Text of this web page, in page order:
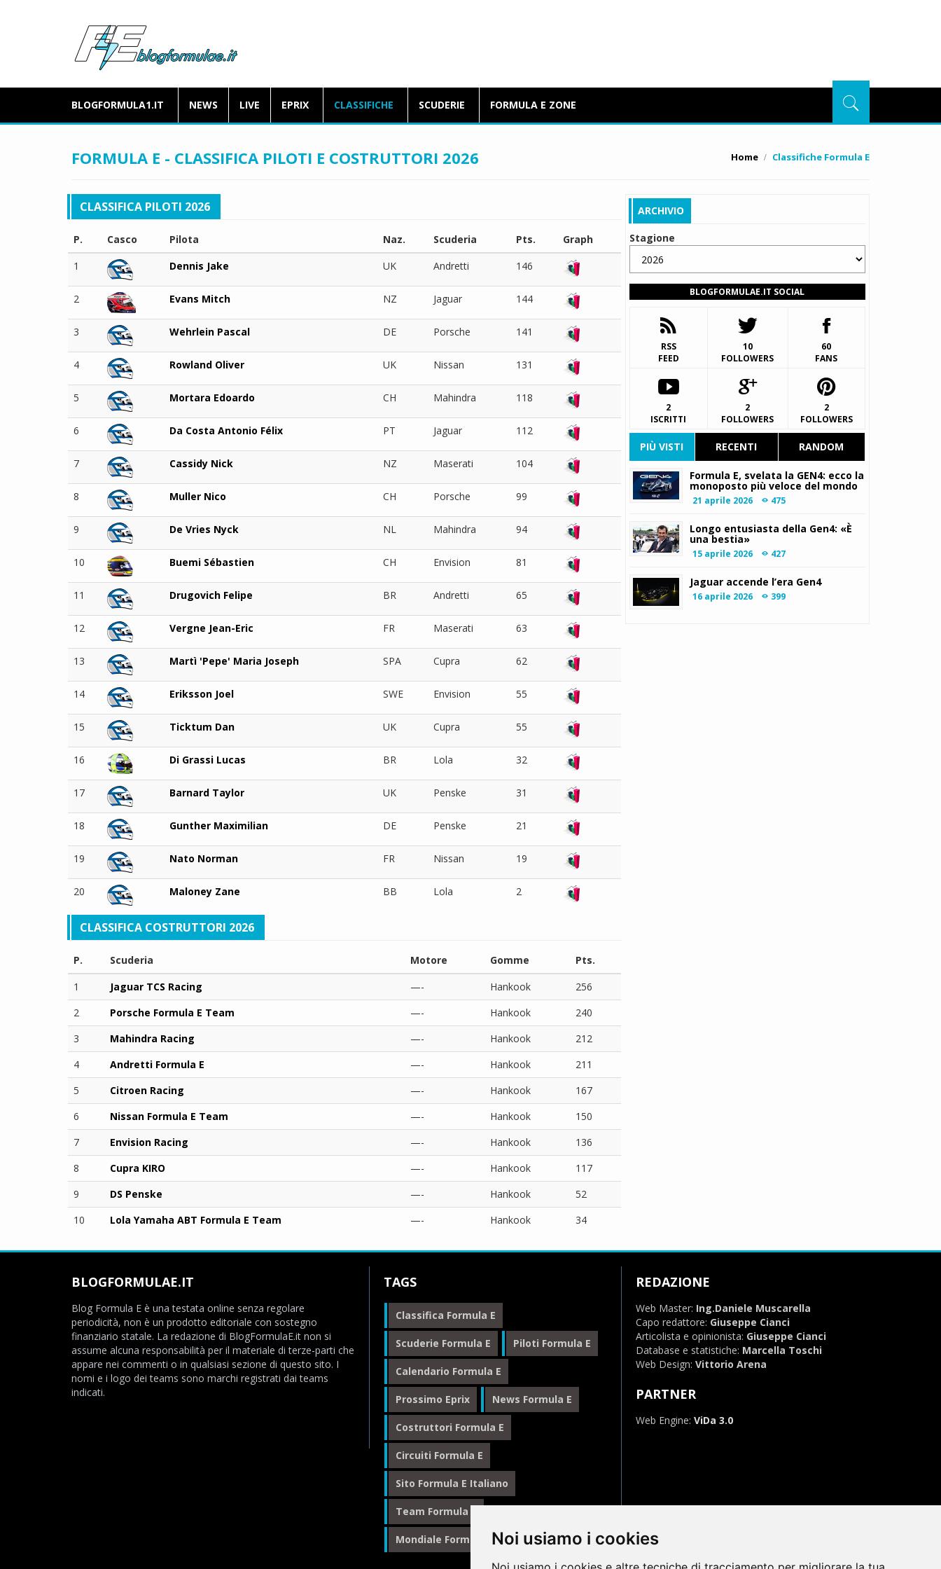
Noi usiamo i cookies
BLOGFORMULA1.IT NEWS LIVE EPRIX CLASSIFICHE SCUDERIE FORMULA E ZONE
FORMULA E - CLASSIFICA PILOTI E COSTRUTTORI 2026 Home Classifiche Formula E
CLASSIFICA PILOTI 2026
P. Casco Pilota Naz. Scuderia Pts.
Graph
1
Dennis Jake UK Andretti 146
2 Evans Mitch NZ Jaguar 144
3 Wehrlein Pascal DE Porsche 141
4 Rowland Oliver UK Nissan 131
5 Mortara Edoardo CH Mahindra 118
6 Da Costa Antonio Félix PT Jaguar 112
7 Cassidy Nick NZ Maserati 104
8 Muller Nico CH Porsche 99
9 De Vries Nyck NL Mahindra 94
10 Buemi Sébastien CH Envision 81
11 Drugovich Felipe BR Andretti 65
12 Vergne Jean-Eric FR Maserati 63
13 Martì 'Pepe' Maria Joseph SPA Cupra 62
14 Eriksson Joel SWE Envision 55
15 Ticktum Dan UK Cupra 55
16 Di Grassi Lucas BR Lola 32
17 Barnard Taylor UK Penske 31
18 Gunther Maximilian DE Penske 21
19 Nato Norman FR Nissan 19
20 Maloney Zane BB Lola 2
CLASSIFICA COSTRUTTORI 2026
P. Scuderia Motore Gomme
Pts.
1
Jaguar TCS Racing —- Hankook
256
2
Porsche Formula E Team —- Hankook
240
3
Mahindra Racing —- Hankook
212
4
Andretti Formula E —- Hankook
211
5
Citroen Racing —- Hankook
167
6
Nissan Formula E Team —- Hankook
150
7
Envision Racing —- Hankook
136
8
Cupra KIRO —- Hankook
117
9
DS Penske —- Hankook
52
10
Lola Yamaha ABT Formula E Team —- Hankook 34
ARCHIVIO
Stagione
BLOGFORMULAE.IT SOCIAL
RSS
FEED
10
FOLLOWERS
60
FANS
2
ISCRITTI
2
FOLLOWERS
2
FOLLOWERS
PIÙ VISTI RECENTI RANDOM
Formula E, svelata la GEN4: ecco la
monoposto più veloce del mondo
21 aprile 2026 475
Longo entusiasta della Gen4: «È
una bestia»
15 aprile 2026 427
Jaguar accende l’era Gen4
16 aprile 2026 399
BLOGFORMULAE.IT
Blog Formula E è una testata online senza regolare
periodicità, non è un prodotto editoriale con sostegno
finanziario statale. La redazione di BlogFormulaE.it non si
assume alcuna responsabilità per il materiale di terze-parti che
appare nei commenti o in qualsiasi sezione di questo sito. I
nomi e i logo dei teams sono marchi registrati dai teams
indicati.
TAGS
Classifica Formula E
Scuderie Formula E Piloti Formula E
Calendario Formula E
Prossimo Eprix News Formula E
Costruttori Formula E
Circuiti Formula E
Sito Formula E Italiano
Team Formula E
Mondiale Formula E Formula E
REDAZIONE
Web Master: Ing.Daniele Muscarella
Capo redattore: Giuseppe Cianci
Articolista e opinionista: Giuseppe Cianci
Database e statistiche: Marcella Toschi
Web Design: Vittorio Arena
PARTNER
Web Engine: ViDa 3.0